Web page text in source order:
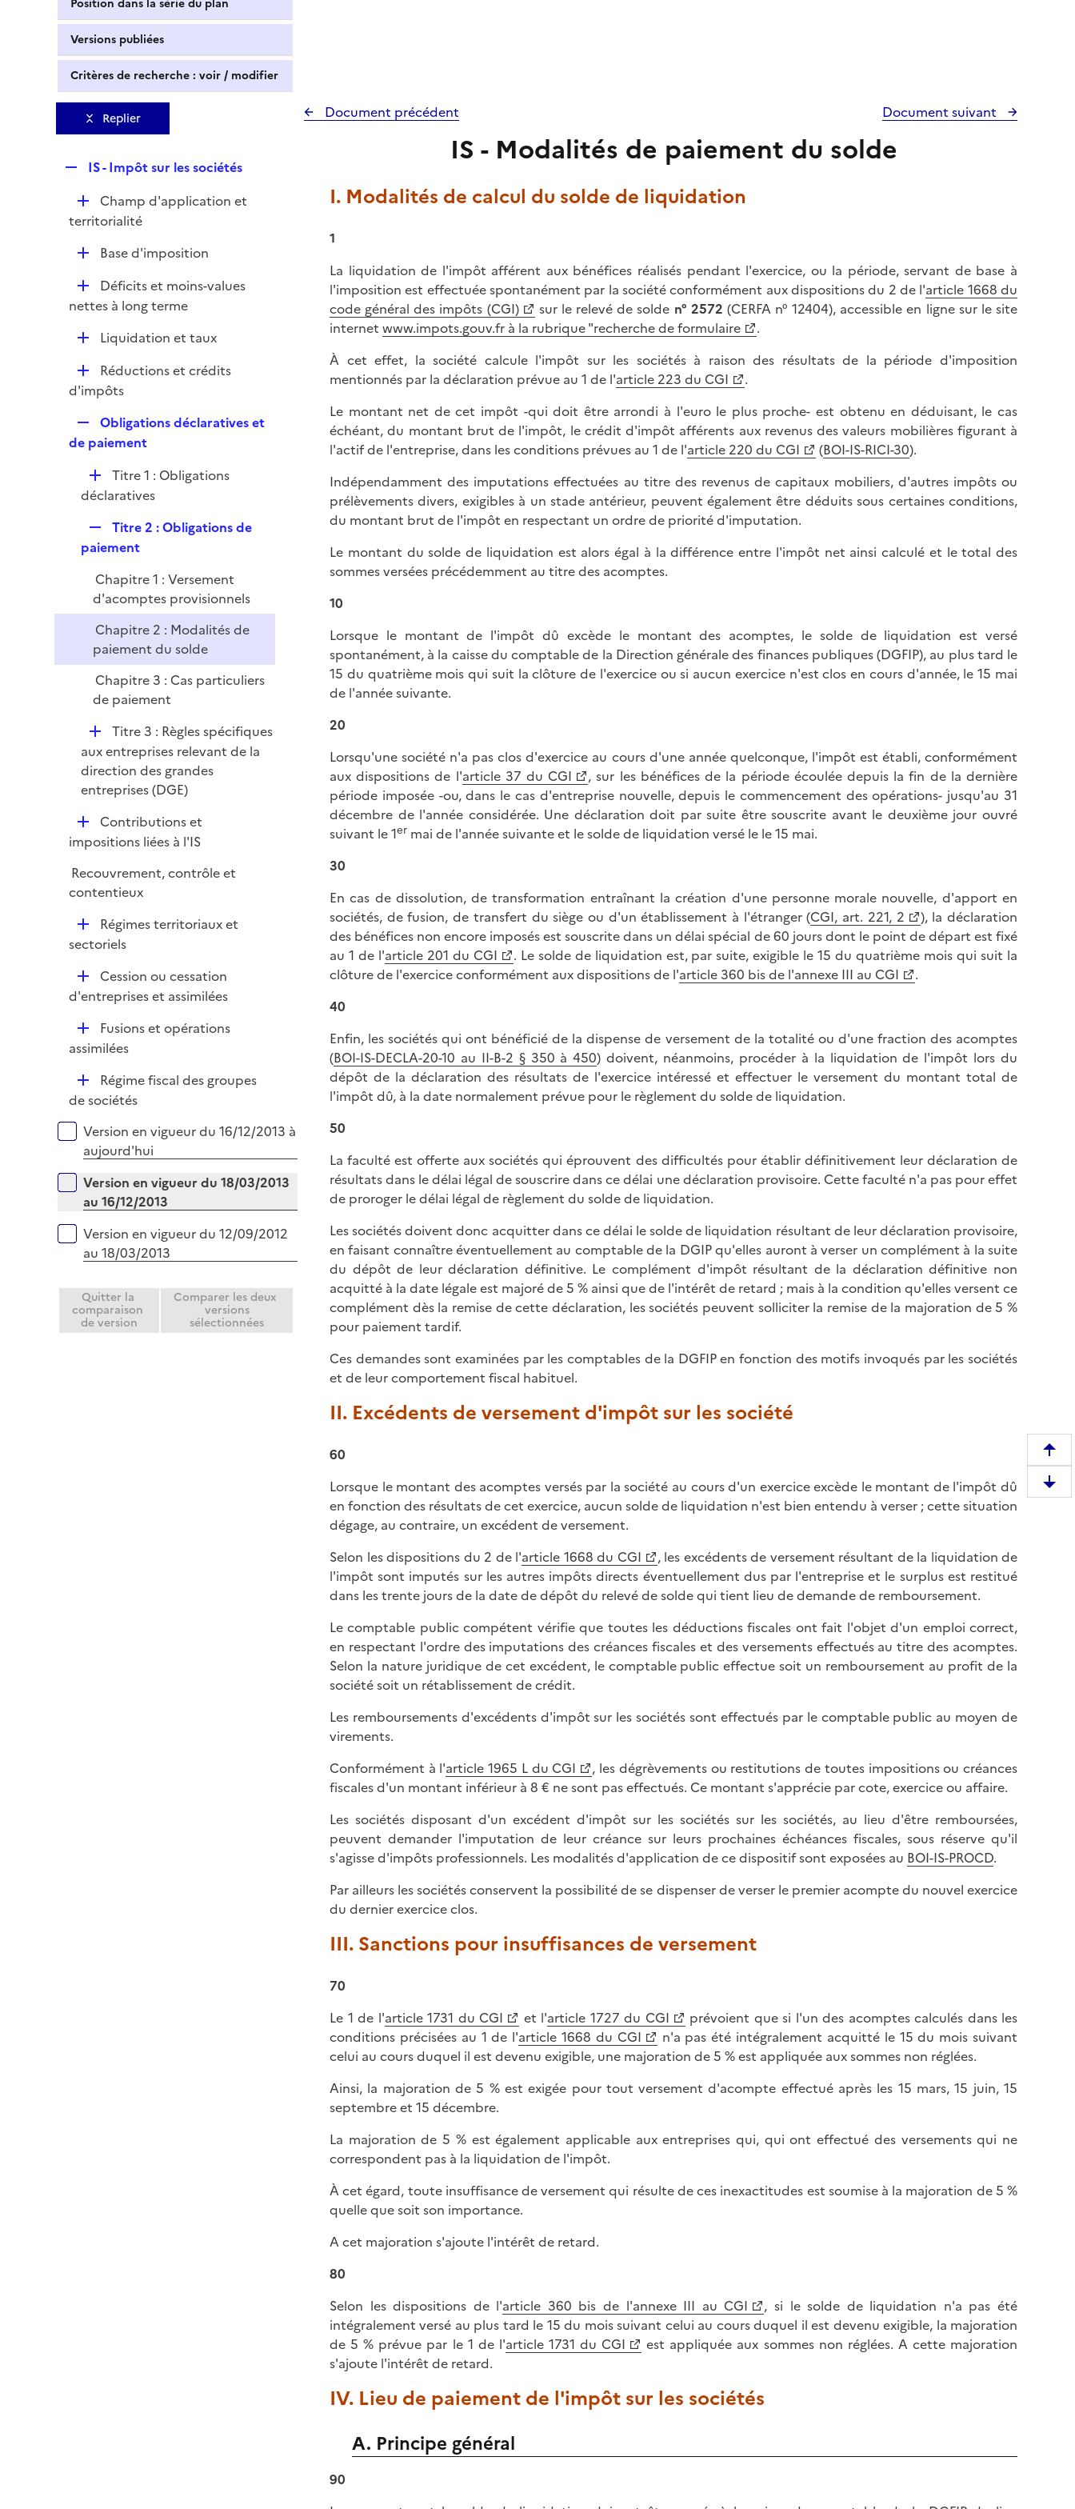
Position dans la série du plan
Versions publiées
Critères de recherche : voir / modifier
Replier
p
l
i
e
r
IS - Impôt sur les sociétés
D
é
r
Champ d'application et
territorialité
D
l
Base d'imposition
D
é
r
Déficits et moins-values
nettes à long terme
D
l
r
Liquidation et taux
D
é
i
e
r
Réductions et crédits
d'impôts
e
l
i
Obligations déclaratives et
de paiement
D
é
i
e
r
Titre 1 : Obligations
déclaratives
e
l
i
e
Titre 2 : Obligations de
paiement
Chapitre 1 : Versement
d'acomptes provisionnels
Chapitre 2 : Modalités de
paiement du solde
Chapitre 3 : Cas particuliers
de paiement
D
é
p
l
e
r
Titre 3 : Règles spécifiques
aux entreprises relevant de la
direction des grandes
entreprises (DGE)
D
é
l
i
Contributions et
impositions liées à l'IS
Recouvrement, contrôle et
contentieux
D
é
i
Régimes territoriaux et
sectoriels
D
é
i
Cession ou cessation
d'entreprises et assimilées
D
é
i
e
r
Fusions et opérations
assimilées
D
é
l
i
e
Régime fiscal des groupes
de sociétés
Versions sur la période
Version en vigueur du 16/12/2013 à
aujourd'hui
Version en vigueur du 18/03/2013
au 16/12/2013
Version en vigueur du 12/09/2012
au 18/03/2013
Quitter la
comparaison
de version
Comparer les deux
versions
sélectionnées
Document précédent Document suivant
IS - Modalités de paiement du solde
I. Modalités de calcul du solde de liquidation
1
La liquidation de l'impôt afférent aux bénéfices réalisés pendant l'exercice, ou la période, servant de base à
l'imposition est effectuée spontanément par la société conformément aux dispositions du 2 de l'article 1668 du
code général des impôts (CGI)
sur le relevé de solde n° 2572 (CERFA n° 12404), accessible en ligne sur le site
internet www.impots.gouv.fr à la rubrique "recherche de formulaire
.
À cet effet, la société calcule l'impôt sur les sociétés à raison des résultats de la période d'imposition
mentionnés par la déclaration prévue au 1 de l'article 223 du CGI
.
Le montant net de cet impôt -qui doit être arrondi à l'euro le plus proche- est obtenu en déduisant, le cas
échéant, du montant brut de l'impôt, le crédit d'impôt afférents aux revenus des valeurs mobilières figurant à
l'actif de l'entreprise, dans les conditions prévues au 1 de l'article 220 du CGI (BOI-IS-RICI-30).
Indépendamment des imputations effectuées au titre des revenus de capitaux mobiliers, d'autres impôts ou
prélèvements divers, exigibles à un stade antérieur, peuvent également être déduits sous certaines conditions,
du montant brut de l'impôt en respectant un ordre de priorité d'imputation.
Le montant du solde de liquidation est alors égal à la différence entre l'impôt net ainsi calculé et le total des
sommes versées précédemment au titre des acomptes.
10
Lorsque le montant de l'impôt dû excède le montant des acomptes, le solde de liquidation est versé
spontanément, à la caisse du comptable de la Direction générale des finances publiques (DGFIP), au plus tard le
15 du quatrième mois qui suit la clôture de l'exercice ou si aucun exercice n'est clos en cours d'année, le 15 mai
de l'année suivante.
20
Lorsqu'une société n'a pas clos d'exercice au cours d'une année quelconque, l'impôt est établi, conformément
aux dispositions de l'article 37 du CGI
, sur les bénéfices de la période écoulée depuis la fin de la dernière
période imposée -ou, dans le cas d'entreprise nouvelle, depuis le commencement des opérations- jusqu'au 31
décembre de l'année considérée. Une déclaration doit par suite être souscrite avant le deuxième jour ouvré
suivant le 1er mai de l'année suivante et le solde de liquidation versé le le 15 mai.
30
En cas de dissolution, de transformation entraînant la création d'une personne morale nouvelle, d'apport en
sociétés, de fusion, de transfert du siège ou d'un établissement à l'étranger (CGI, art. 221, 2
), la déclaration
des bénéfices non encore imposés est souscrite dans un délai spécial de 60 jours dont le point de départ est fixé
au 1 de l'article 201 du CGI
. Le solde de liquidation est, par suite, exigible le 15 du quatrième mois qui suit la
clôture de l'exercice conformément aux dispositions de l'article 360 bis de l'annexe III au CGI
.
40
Enfin, les sociétés qui ont bénéficié de la dispense de versement de la totalité ou d'une fraction des acomptes
(BOI-IS-DECLA-20-10 au II-B-2 § 350 à 450) doivent, néanmoins, procéder à la liquidation de l'impôt lors du
dépôt de la déclaration des résultats de l'exercice intéressé et effectuer le versement du montant total de
l'impôt dû, à la date normalement prévue pour le règlement du solde de liquidation.
50
La faculté est offerte aux sociétés qui éprouvent des difficultés pour établir définitivement leur déclaration de
résultats dans le délai légal de souscrire dans ce délai une déclaration provisoire. Cette faculté n'a pas pour effet
de proroger le délai légal de règlement du solde de liquidation.
Les sociétés doivent donc acquitter dans ce délai le solde de liquidation résultant de leur déclaration provisoire,
en faisant connaître éventuellement au comptable de la DGIP qu'elles auront à verser un complément à la suite
du dépôt de leur déclaration définitive. Le complément d'impôt résultant de la déclaration définitive non
acquitté à la date légale est majoré de 5 % ainsi que de l'intérêt de retard ; mais à la condition qu'elles versent ce
complément dès la remise de cette déclaration, les sociétés peuvent solliciter la remise de la majoration de 5 %
pour paiement tardif.
Ces demandes sont examinées par les comptables de la DGFIP en fonction des motifs invoqués par les sociétés
et de leur comportement fiscal habituel.
II. Excédents de versement d'impôt sur les société
60
Lorsque le montant des acomptes versés par la société au cours d'un exercice excède le montant de l'impôt dû
en fonction des résultats de cet exercice, aucun solde de liquidation n'est bien entendu à verser ; cette situation
dégage, au contraire, un excédent de versement.
Selon les dispositions du 2 de l'article 1668 du CGI
, les excédents de versement résultant de la liquidation de
l'impôt sont imputés sur les autres impôts directs éventuellement dus par l'entreprise et le surplus est restitué
dans les trente jours de la date de dépôt du relevé de solde qui tient lieu de demande de remboursement.
Le comptable public compétent vérifie que toutes les déductions fiscales ont fait l'objet d'un emploi correct,
en respectant l'ordre des imputations des créances fiscales et des versements effectués au titre des acomptes.
Selon la nature juridique de cet excédent, le comptable public effectue soit un remboursement au profit de la
société soit un rétablissement de crédit.
Les remboursements d'excédents d'impôt sur les sociétés sont effectués par le comptable public au moyen de
virements.
Conformément à l'article 1965 L du CGI
, les dégrèvements ou restitutions de toutes impositions ou créances
fiscales d'un montant inférieur à 8 € ne sont pas effectués. Ce montant s'apprécie par cote, exercice ou affaire.
Les sociétés disposant d'un excédent d'impôt sur les sociétés sur les sociétés, au lieu d'être remboursées,
peuvent demander l'imputation de leur créance sur leurs prochaines échéances fiscales, sous réserve qu'il
s'agisse d'impôts professionnels. Les modalités d'application de ce dispositif sont exposées au BOI-IS-PROCD.
Par ailleurs les sociétés conservent la possibilité de se dispenser de verser le premier acompte du nouvel exercice
du dernier exercice clos.
III. Sanctions pour insuffisances de versement
70
Le 1 de l'article 1731 du CGI et l'article 1727 du CGI
prévoient que si l'un des acomptes calculés dans les
conditions précisées au 1 de l'article 1668 du CGI
n'a pas été intégralement acquitté le 15 du mois suivant
celui au cours duquel il est devenu exigible, une majoration de 5 % est appliquée aux sommes non réglées.
Ainsi, la majoration de 5 % est exigée pour tout versement d'acompte effectué après les 15 mars, 15 juin, 15
septembre et 15 décembre.
La majoration de 5 % est également applicable aux entreprises qui, qui ont effectué des versements qui ne
correspondent pas à la liquidation de l'impôt.
À cet égard, toute insuffisance de versement qui résulte de ces inexactitudes est soumise à la majoration de 5 %
quelle que soit son importance.
A cet majoration s'ajoute l'intérêt de retard.
80
Selon les dispositions de l'article 360 bis de l'annexe III au CGI
, si le solde de liquidation n'a pas été
intégralement versé au plus tard le 15 du mois suivant celui au cours duquel il est devenu exigible, la majoration
de 5 % prévue par le 1 de l'article 1731 du CGI
est appliquée aux sommes non réglées. A cette majoration
s'ajoute l'intérêt de retard.
IV. Lieu de paiement de l'impôt sur les sociétés
A. Principe général
90
e
m
D